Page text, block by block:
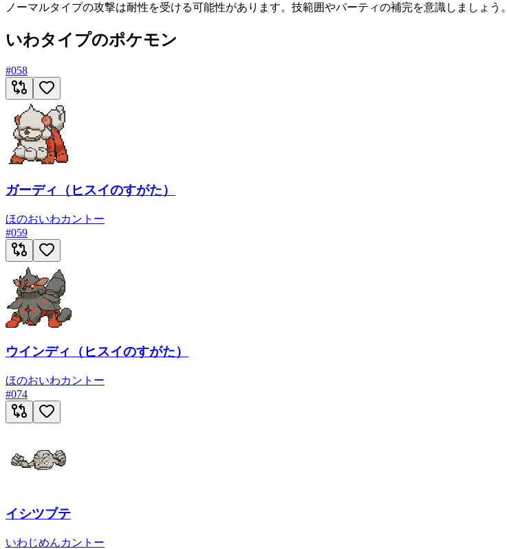
ノーマルタイプの攻撃は耐性を受ける可能性があります。技範囲やパーティの補完を意識しましょう。
いわタイプのポケモン
#058
ガーディ（ヒスイのすがた）
ほのおいわカントー
#059
ウインディ（ヒスイのすがた）
ほのおいわカントー
#074
イシツブテ
いわ じめんカントー